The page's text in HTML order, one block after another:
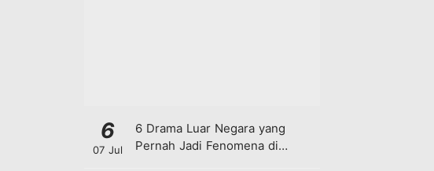
6
07 Jul
6 Drama Luar Negara yang
Pernah Jadi Fenomena di